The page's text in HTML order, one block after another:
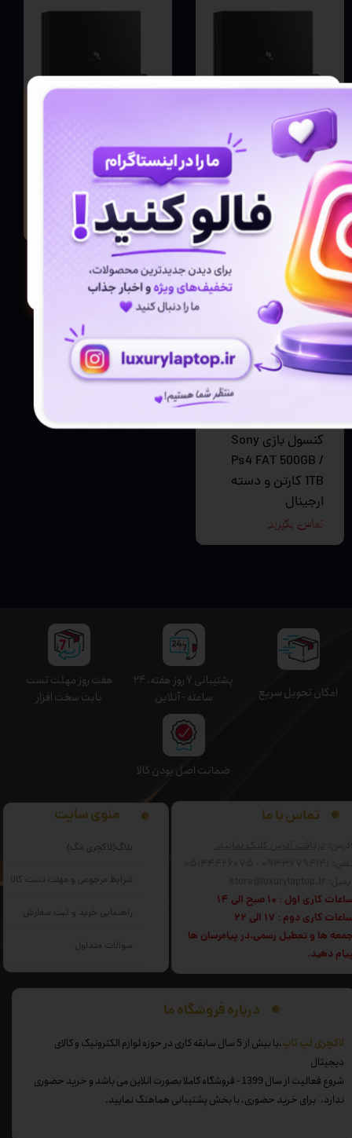
کنسول بازی Sony
Ps4 Pro 1TB series
72 کارتن و تک دسته
ارجینال / کپی خور
اتمام موجودی
Ps4 Pro 1TB series
70 کارتن و تک دسته
ارجینال
تماس بگیرید
کنسول بازی Sony
Ps4 FAT 500GB /
1TB کارتن و دسته
ارجینال
تماس بگیرید
درباره فروشگاه ما
​لاکچری لپ تاپ
،با بیش از 5 سال سابقه کاری در حوزه لوازم الکترونیک و کالای
دیجیتال
شروع فعالیت از سال 1399 - فروشگاه کاملا بصورت انلاین می باشد و خرید حضوری
ندارد، برای خرید حضوری، با بخش پشتیبانی هماهنگ نمایید.
منوی سایت
بلاگ(لاکچری مَگ)
شرایط مرجوعی و مهلت تست کالا
راهنمایی خرید و ثبت سفارش
سوالات متداول
تماس با ما
کاری اول : 10 صبح الی 14
کاری دوم : 17 الی 22
ها و تعطیل رسمی،در پیامرسان ها
دهید.
اﻣﮑﺎن ﺗﺤﻮﯾﻞ سریع
پشتیبانی ۷ روز ﻫﻔﺘﻪ، ۲۴
ﺳﺎﻋﺘﻪ - آنلاین
هفت روز مهلت تست
بابت سخت افزار
ﺿﻤﺎﻧﺖ اﺻﻞ ﺑﻮدن ﮐﺎﻟﺎ